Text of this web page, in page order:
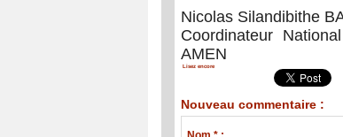
Nicolas Silandibithe
Coordinateur
AMEN
Lisez encore
Nouveau commentaire :